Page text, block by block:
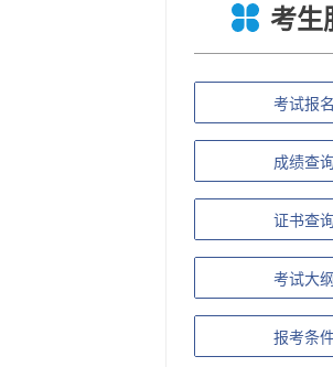
考生
考试报
成绩查
证书查
考试大
报考条